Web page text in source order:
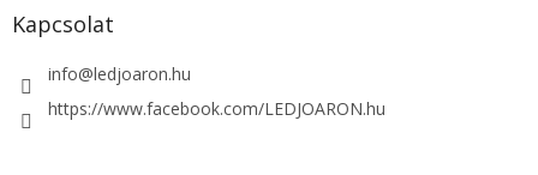
Kapcsolat
info@ledjoaron.hu
https://www.facebook.com/LEDJOARON.hu